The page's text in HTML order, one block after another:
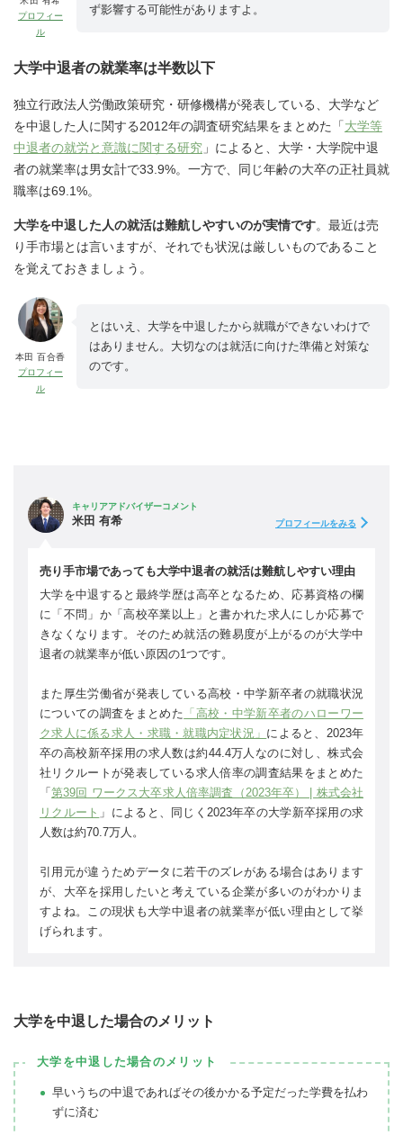
プロフィー
ル
ず影響する可能性がありますよ。
大学中退者の就業率は半数以下
独立行政法人労働政策研究・研修機構が発表している、大学など
を中退した人に関する2012年の調査研究結果をまとめた「大学等
中退者の就労と意識に関する研究 」によると、大学・大学院中退
者の就業率は男女計で33.9%。一方で、同じ年齢の大卒の正社員就
職率は69.1%。
大学を中退した人の就活は難航しやすいのが実情です。最近は売
り手市場とは言いますが、それでも状況は厳しいものであること
を覚えておきましょう。
本田 百合香
プロフィー
ル
とはいえ、大学を中退したから就職ができないわけで
はありません。大切なのは就活に向けた準備と対策な
のです。
キャリアアドバイザーコメント
米田 有希 プロフィールをみる
売り手市場であっても大学中退者の就活は難航しやすい理由
大学を中退すると最終学歴は高卒となるため、応募資格の欄
に「不問」か「高校卒業以上」と書かれた求人にしか応募で
きなくなります。そのため就活の難易度が上がるのが大学中
退者の就業率が低い原因の1つです。
また厚生労働省が発表している高校・中学新卒者の就職状況
についての調査をまとめた 「高校・中学新卒者のハローワー
ク求人に係る求人・求職・就職内定状況」 によると、2023年
卒の高校新卒採用の求人数は約44.4万人なのに対し、株式会
社リクルートが発表している求人倍率の調査結果をまとめた
「第39回 ワークス大卒求人倍率調査（2023年卒） | 株式会社
リクルート 」によると、同じく2023年卒の大学新卒採用の求
人数は約70.7万人。
引用元が違うためデータに若干のズレがある場合はあります
が、大卒を採用したいと考えている企業が多いのがわかりま
すよね。この現状も大学中退者の就業率が低い理由として挙
げられます。
大学を中退した場合のメリット
大学を中退した場合のメリット
早いうちの中退であればその後かかる予定だった学費を払わ
ずに済む